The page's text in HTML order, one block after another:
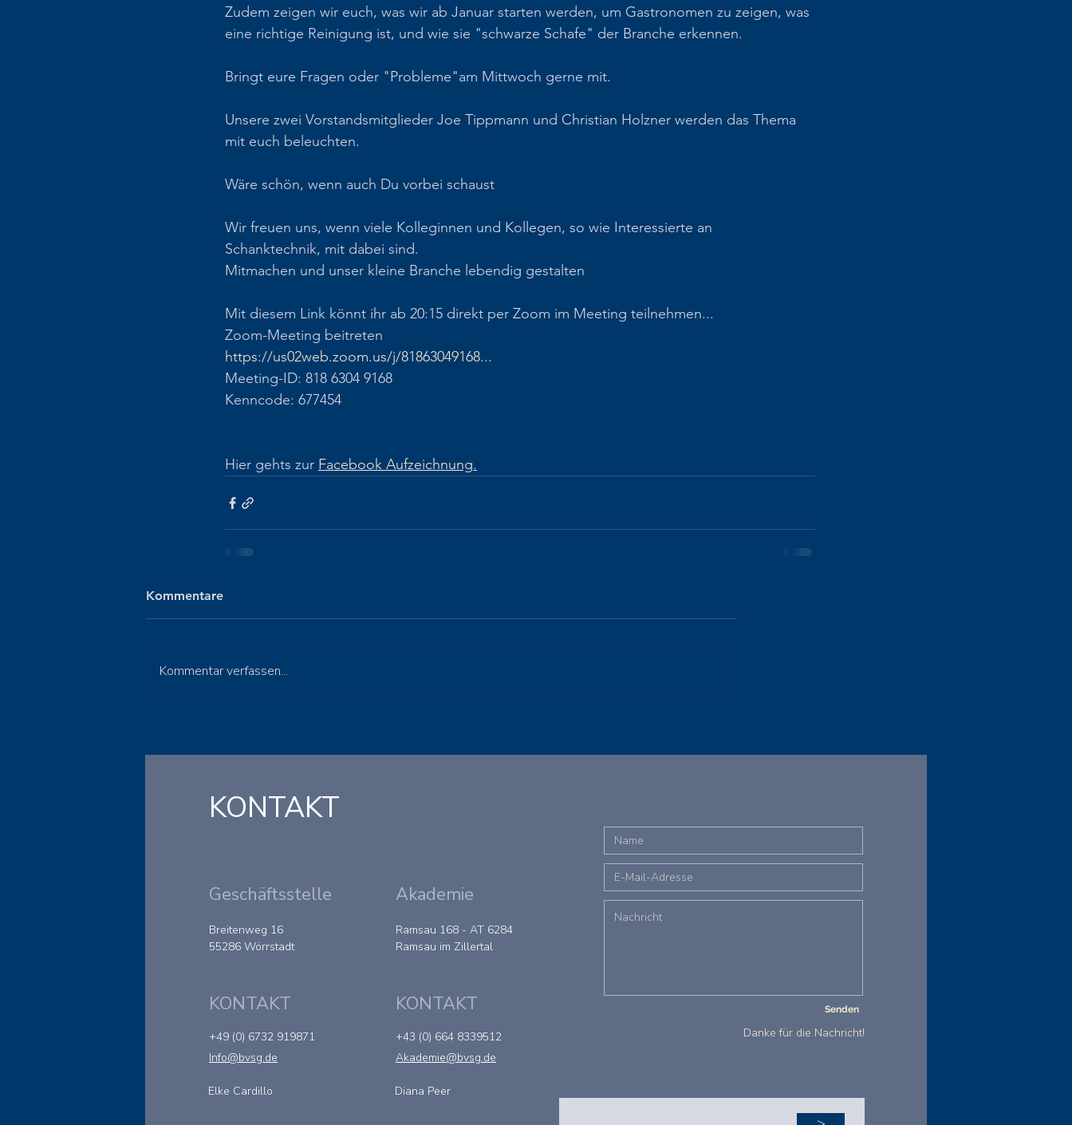
Zudem zeigen wir euch, was wir ab Januar starten werden, um Gastronomen zu zeigen, was
eine richtige Reinigung ist, und wie sie "schwarze Schafe" der Branche erkennen.
Bringt eure Fragen oder "Probleme"am Mittwoch gerne mit.
Unsere zwei Vorstandsmitglieder Joe Tippmann und Christian Holzner werden das Thema
mit euch beleuchten.
Wäre schön, wenn auch Du vorbei schaust
Wir freuen uns, wenn viele Kolleginnen und Kollegen, so wie Interessierte an
Schanktechnik, mit dabei sind.
Mitmachen und unser kleine Branche lebendig gestalten
Mit diesem Link könnt ihr ab 20:15 direkt per Zoom im Meeting teilnehmen...
Zoom-Meeting beitreten
https://us02web.zoom.us/j/81863049168...
Meeting-ID: 818 6304 9168
Kenncode: 677454
Hier gehts zur Facebook Aufzeichnung.
Kommentare
Kommentar verfassen...
KONTAKT
Geschäftsstelle
Breitenweg 16
55286 Wörrstadt
KONTAKT
+49 (0) 6732 919871
Info@bvsg.de
Elke Cardillo
Akademie
Ramsau 168 - AT 6284
Ramsau im Zillertal
KONTAKT
+43 (0) 664 8339512
Akademie@bvsg.de
Diana Peer
Senden
Danke für die Nachricht!